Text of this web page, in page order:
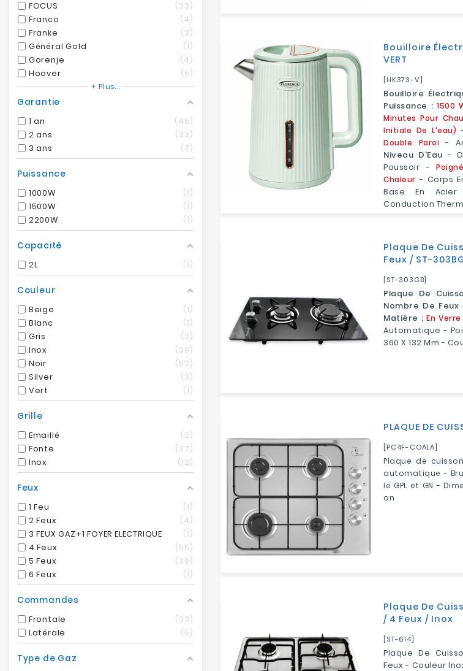
FOCUS
33
Franco
4
Franke
3
Général Gold
1
Gorenje
4
Hoover
6
+ Plus...
Garantie
1 an
46
2 ans
33
3 ans
7
Puissance
1000W
1
1500W
1
2200W
1
Capacité
2L 1
Couleur
Beige
1
Blanc
1
Gris
2
Inox
39
Noir
52
Silver
3
Vert
1
Grille
Emaillé
2
Fonte
37
Inox
12
Feux
1 Feu
1
2 Feux
4
3 FEUX GAZ+1 FOYER ELECTRIQUE
1
4 Feux
55
5 Feux
39
6 Feux
1
Commandes
Frontale
33
Latérale
5
Type de Gaz
Bouilloire
VERT
[HK373-V]
Bouilloire
Puissance : 1500
Minutes Pour
Initiale De L'eau)
Double Paroi -
Niveau D'Eau -
Poussoir -
Chaleur - Corps
Base En Acier
Conduction
Plaque De
Feux / ST-
[ST-303GB]
Plaque De
Nombre De Feux
Matière : En Verre
Automatique -
360 X 132 Mm -
PLAQUE DE
[PC4F-COALA]
Plaque de
automatique -
le GPL et GN -
an
Plaque De
/ 4 Feux / Inox
[ST-614]
Plaque De
Feux - Couleur